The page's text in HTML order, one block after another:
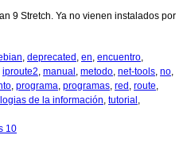
9 Stretch. Ya no vienen instalados por
deprecated en encuentro
iproute2 manual metodo net-tools no
programa programas red route
de la información tutorial